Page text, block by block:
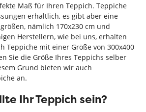
Maß für Ihren Teppich. Teppiche
erhältlich, es gibt aber eine
nämlich 170x230 cm und
Herstellern, wie bei uns, erhalten
Teppiche mit einer Größe von 300x400
Sie die Größe Ihres Teppichs selber
Grund bieten wir auch
an.
Ihr Teppich sein?